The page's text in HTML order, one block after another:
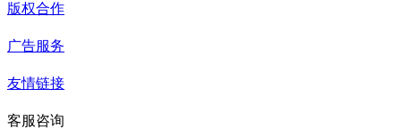
版权合作
广告服务
友情链接
客服咨询